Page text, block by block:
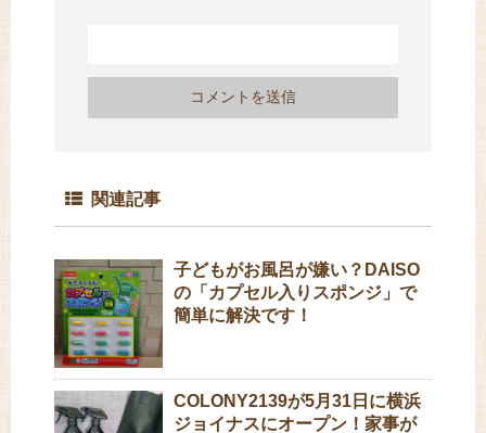
関連記事
子どもがお風呂が嫌い？DAISO
の「カプセル入りスポンジ」で
簡単に解決です！
COLONY2139が5月31日に横浜
ジョイナスにオープン！家事が